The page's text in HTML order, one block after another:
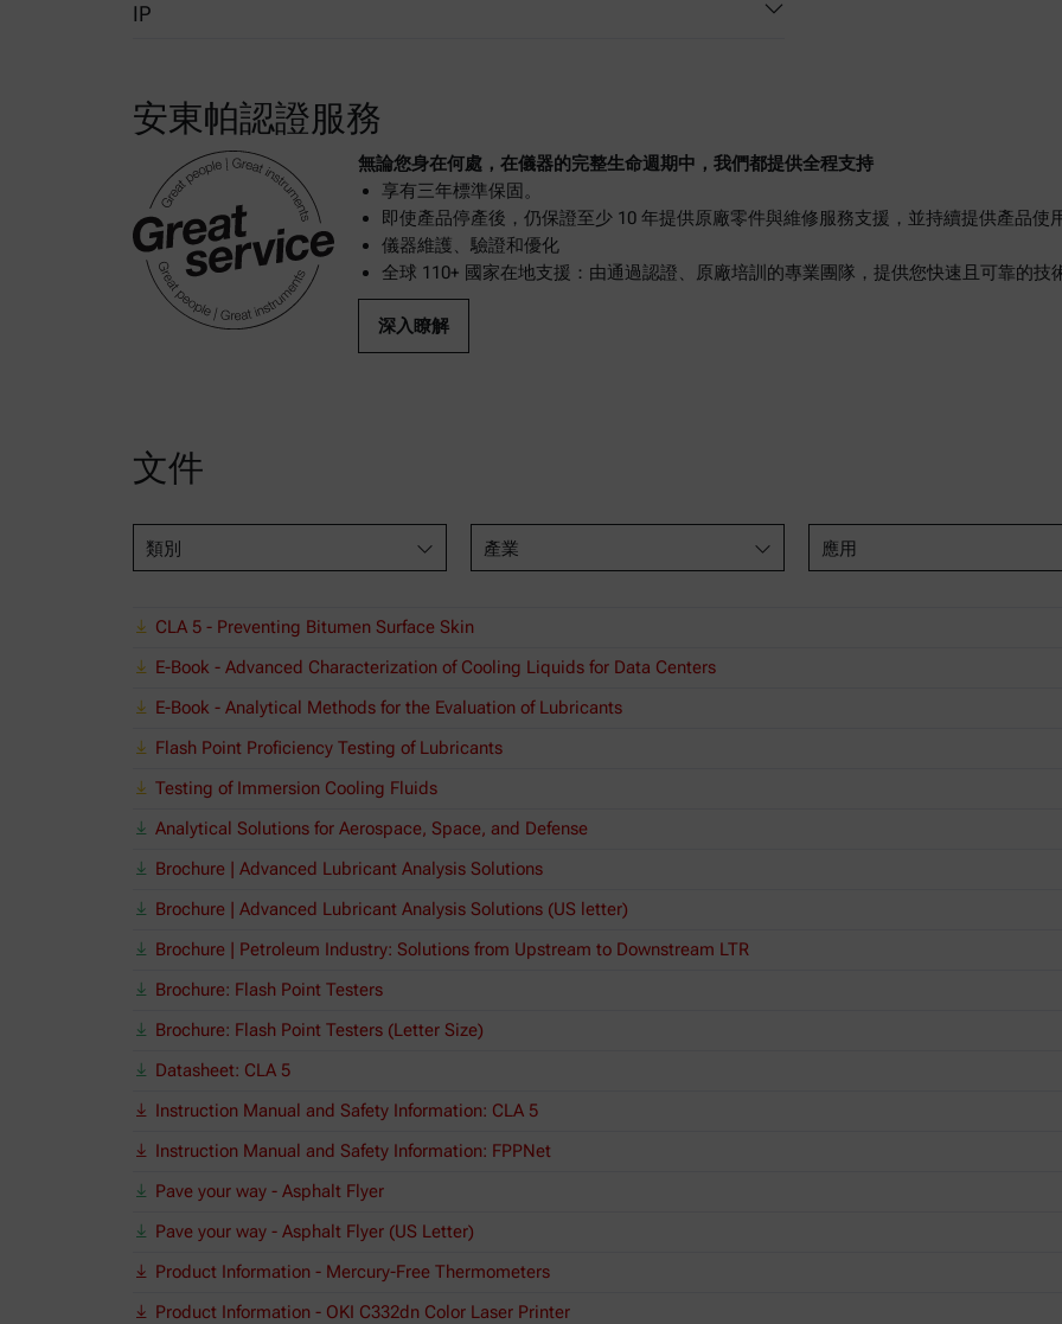
D92
IP
安東帕認證服務
無論您身在何處，在儀器的完整生命週期中，我們都提供全程支持
享有三年標準保固。
即使產品停產後，仍保證至少 10 年提供原廠零件與維修服務支援，並持續提供產品使
儀器維護、驗證和優化
全球 110+ 國家在地支援：由通過認證、原廠培訓的專業團隊，提供您快速且可靠的技
深入瞭解
文件
類別 產業 應用
CLA 5 - Preventing Bitumen Surface Skin
E-Book - Advanced Characterization of Cooling Liquids for Data Centers
E-Book - Analytical Methods for the Evaluation of Lubricants
Flash Point Proficiency Testing of Lubricants
Testing of Immersion Cooling Fluids
Analytical Solutions for Aerospace, Space, and Defense
Brochure | Advanced Lubricant Analysis Solutions
Brochure | Advanced Lubricant Analysis Solutions (US letter)
Brochure | Petroleum Industry: Solutions from Upstream to Downstream LTR
Brochure: Flash Point Testers
Brochure: Flash Point Testers (Letter Size)
Datasheet: CLA 5
Instruction Manual and Safety Information: CLA 5
Instruction Manual and Safety Information: FPPNet
Pave your way - Asphalt Flyer
Pave your way - Asphalt Flyer (US Letter)
Product Information - Mercury-Free Thermometers
Product Information - OKI C332dn Color Laser Printer